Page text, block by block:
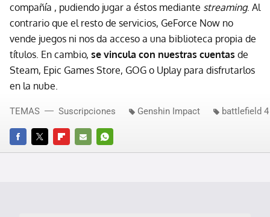
compañía , pudiendo jugar a éstos mediante streaming. Al
contrario que el resto de servicios, GeForce Now no
vende juegos ni nos da acceso a una biblioteca propia de
títulos. En cambio, se vincula con nuestras cuentas de
Steam, Epic Games Store, GOG o Uplay para disfrutarlos
en la nube.
FACEBOOKTWITTERFLIPBOARD
E-
WHATSAPP
TEMAS Suscripciones Genshin Impact battlefield 4